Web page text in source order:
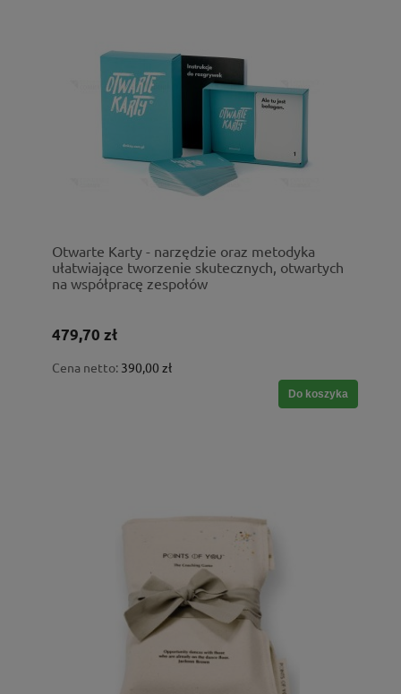
Otwarte Karty - narzędzie oraz metodyka
ułatwiające tworzenie skutecznych, otwartych
na współpracę zespołów
479,70 zł
Cena netto: 390,00 zł
Do koszyka